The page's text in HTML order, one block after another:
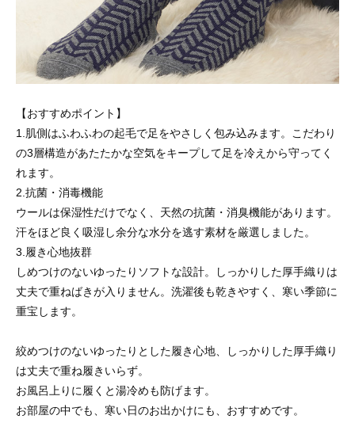
【おすすめポイント】
1.肌側はふわふわの起毛で足をやさしく包み込みます。こだわり
の3層構造があたたかな空気をキープして足を冷えから守ってく
れます。
2.抗菌・消毒機能
ウールは保湿性だけでなく、天然の抗菌・消臭機能があります。
汗をほど良く吸湿し余分な水分を逃す素材を厳選しました。
3.履き心地抜群
しめつけのないゆったりソフトな設計。しっかりした厚手織りは
丈夫で重ねばきが入りません。洗濯後も乾きやすく、寒い季節に
重宝します。
絞めつけのないゆったりとした履き心地、しっかりした厚手織り
は丈夫で重ね履きいらず。
お風呂上りに履くと湯冷めも防げます。
お部屋の中でも、寒い日のお出かけにも、おすすめです。